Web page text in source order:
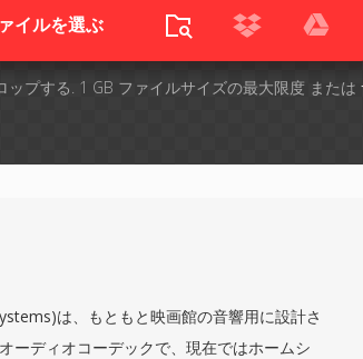
イルを選ぶ
ップする. 1 GB ファイルサイズの最大限度 または
は、もともと映画館の音響用に設計さ
ーディオコーデックで、現在ではホームシ